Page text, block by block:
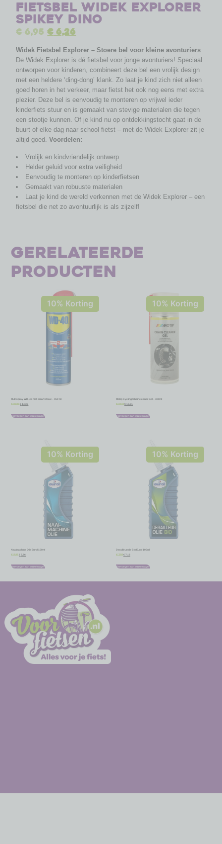
Fietsbel Widek Explorer
Spikey Dino
€6,95 €6,26
Widek Fietsbel Explorer – Stoere bel voor kleine avonturiers
De Widek Explorer is dé fietsbel voor jonge avonturiers! Speciaal
ontworpen voor kinderen, combineert deze bel een vrolijk design
met een heldere ‘ding-dong’ klank. Zo laat je kind zich niet alleen
goed horen in het verkeer, maar fietst het ook nog eens met extra
plezier. Deze bel is eenvoudig te monteren op vrijwel ieder
kinderfiets stuur en is gemaakt van stevige materialen die tegen
een stootje kunnen. Of je kind nu op ontdekkingstocht gaat in de
buurt of elke dag naar school fietst – met de Widek Explorer zit je
altijd goed.Voordelen:
Vrolijk en kindvriendelijk ontwerp
Helder geluid voor extra veiligheid
Eenvoudig te monteren op kinderfietsen
Gemaakt van robuuste materialen
Laat je kind de wereld verkennen met de Widek Explorer – een
fietsbel die net zo avontuurlijk is als zijzelf!
Gerelateerde
producten
10% Korting
Multispray WD-40 met smartstraw – 450 ml
€15,99 € 14,39
Toevoegen aan winkelwagen
10% Korting
Motip Cycling Chaincleaner Gel – 400ml
€ 12,12 € 10,91
Toevoegen aan winkelwagen
10% Korting
Naaimachine Olie Eurol 100ml
€5,95 € 5,36
Toevoegen aan winkelwagen
10% Korting
Derailleurolie Bio Eurol 100ml
€ 7,95 € 7,16
Toevoegen aan winkelwagen